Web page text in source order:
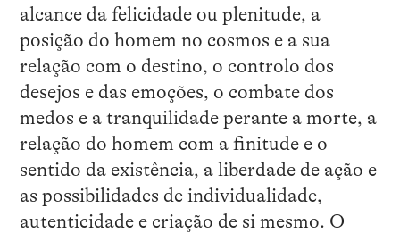
alcance da felicidade ou plenitude, a
posição do homem no cosmos e a sua
relação com o destino, o controlo dos
desejos e das emoções, o combate dos
medos e a tranquilidade perante a morte, a
relação do homem com a finitude e o
sentido da existência, a liberdade de ação e
as possibilidades de individualidade,
autenticidade e criação de si mesmo. O